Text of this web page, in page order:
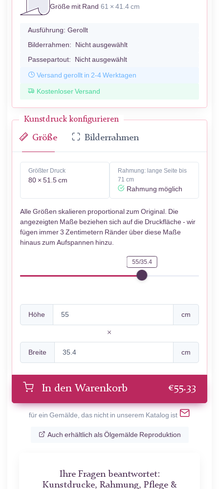
Größe mit Rand 61 × 41.4 cm
Ausführung: Gerollt
Bilderrahmen: Nicht ausgewählt
Passepartout: Nicht ausgewählt
Versand gerollt in 2-4 Werktagen
Kostenloser Versand
Kunstdruck konfigurieren
Größe Bilderrahmen
Größter Druck
80 × 51.5 cm
Rahmung: lange Seite bis
71 cm
Rahmung möglich
Alle Größen skalieren proportional zum Original. Die
angezeigten Maße beziehen sich auf die Druckfläche - wir
fügen immer 3 Zentimetern Ränder über diese Maße
hinaus zum Aufspannen hinzu.
55/35.4
Höhe cm
Breite cm
In den Warenkorb €55.33
für ein Gemälde, das nicht in unserem Katalog ist
Auch erhältlich als Ölgemälde Reproduktion
Ihre Fragen beantwortet:
Kunstdrucke, Rahmung, Pflege &